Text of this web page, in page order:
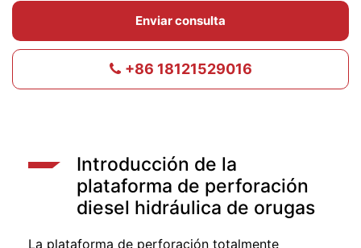
Enviar consulta
+86 18121529016
Introducción de la
plataforma de perforación
diesel hidráulica de orugas
La plataforma de perforación totalmente